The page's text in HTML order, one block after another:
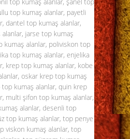
top kumaş alanlar, payetli
dantel top kumaş alanlar,
jarse top kumaş
kumaş alanlar, poliviskon top
top kumaş alanlar, enjelika
krep top kumaş alanlar, kobe
oskar krep top kumaş
kumaş alanlar, quin krep
multi şifon top kumaş alanlar,
alanlar, desenli top
top kumaş alanlar, top penye
viskon kumaş alanlar, top